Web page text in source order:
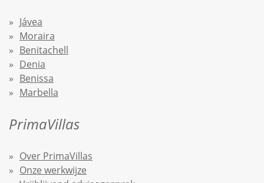
Jávea
Moraira
Benitachell
Denia
Benissa
Marbella
PrimaVillas
Over PrimaVillas
Onze werkwijze